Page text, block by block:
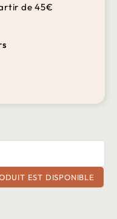
de 45€
EST DISPONIBLE